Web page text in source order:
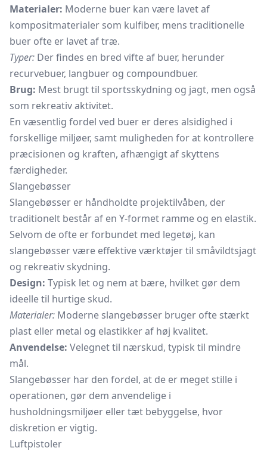
Materialer: Moderne buer kan være lavet af
kompositmaterialer som kulfiber, mens traditionelle
buer ofte er lavet af træ.
Typer: Der findes en bred vifte af buer, herunder
recurvebuer, langbuer og compoundbuer.
Brug: Mest brugt til sportsskydning og jagt, men også
som rekreativ aktivitet.
En væsentlig fordel ved buer er deres alsidighed i
forskellige miljøer, samt muligheden for at kontrollere
præcisionen og kraften, afhængigt af skyttens
færdigheder.
Slangebøsser
Slangebøsser er håndholdte projektilvåben, der
traditionelt består af en Y-formet ramme og en elastik.
Selvom de ofte er forbundet med legetøj, kan
slangebøsser være effektive værktøjer til småvildtsjagt
og rekreativ skydning.
Design: Typisk let og nem at bære, hvilket gør dem
ideelle til hurtige skud.
Materialer: Moderne slangebøsser bruger ofte stærkt
plast eller metal og elastikker af høj kvalitet.
Anvendelse: Velegnet til nærskud, typisk til mindre
mål.
Slangebøsser har den fordel, at de er meget stille i
operationen, gør dem anvendelige i
husholdningsmiljøer eller tæt bebyggelse, hvor
diskretion er vigtig.
Luftpistoler